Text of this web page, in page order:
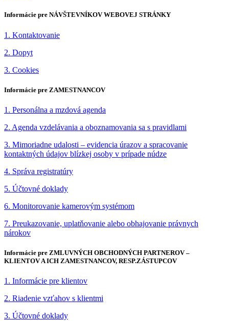
Informácie pre NÁVŠTEVNÍKOV WEBOVEJ STRÁNKY
1. Kontaktovanie
2. Dopyt
3. Cookies
Informácie pre ZAMESTNANCOV
1. Personálna a mzdová agenda
2. Agenda vzdelávania a oboznamovania sa s pravidlami
3. Mimoriadne udalosti – evidencia úrazov a spracovanie
kontaktných údajov blízkej osoby v prípade núdze
4. Správa registratúry
5. Účtovné doklady
6. Monitorovanie kamerovým systémom
7. Preukazovanie, uplatňovanie alebo obhajovanie právnych
nárokov
Informácie pre ZMLUVNÝCH OBCHODNÝCH PARTNEROV –
KLIENTOV A ICH ZAMESTNANCOV, RESP.ZÁSTUPCOV
1. Informácie pre klientov
2. Riadenie vzťahov s klientmi
3. Účtovné doklady